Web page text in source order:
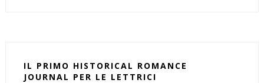
IL PRIMO HISTORICAL ROMANCE
JOURNAL PER LE LETTRICI